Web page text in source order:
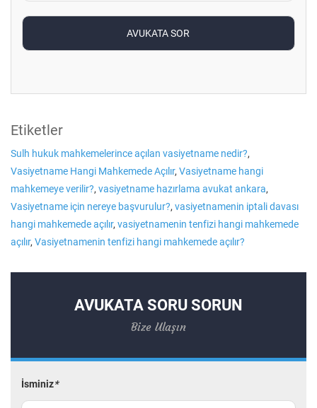
Etiketler
Sulh hukuk mahkemelerince açılan vasiyetname nedir?,
Vasiyetname Hangi Mahkemede Açılır, Vasiyetname hangi
mahkemeye verilir?, vasiyetname hazırlama avukat ankara,
Vasiyetname için nereye başvurulur?, vasiyetnamenin iptali davası
hangi mahkemede açılır, vasiyetnamenin tenfizi hangi mahkemede
açılır, Vasiyetnamenin tenfizi hangi mahkemede açılır?
AVUKATA SORU SORUN
Bize Ulaşın
İsminiz*